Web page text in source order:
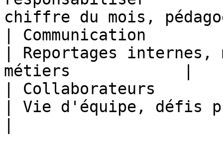
chiffre du mois,
| Communication
| Reportages internes,
métiers            |
| Collaborateurs
| Vie d'équipe, défis